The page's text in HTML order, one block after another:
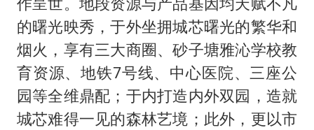
的曙光映秀，于外坐拥城芯曙光的繁华和
烟火，享有三大商圈、砂子塘雅沁学校教
育资源、地铁7号线、中心医院、三座公
园等全维鼎配；于内打造内外双园，造就
城芯难得一见的森林艺境；此外，更以市